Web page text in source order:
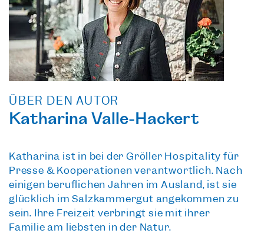
ÜBER DEN AUTOR
Katharina Valle-Hackert
Katharina ist in bei der Gröller Hospitality für
Presse & Kooperationen verantwortlich. Nach
einigen beruflichen Jahren im Ausland, ist sie
glücklich im Salzkammergut angekommen zu
sein. Ihre Freizeit verbringt sie mit ihrer
Familie am liebsten in der Natur.